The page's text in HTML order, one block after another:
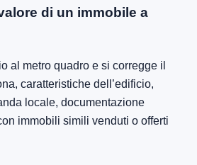
di un immobile a
al metro quadro e si corregge il
caratteristiche dell’edificio,
locale, documentazione
immobili simili venduti o offerti